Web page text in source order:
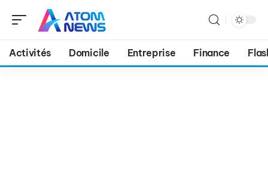
Activités Domicile Entreprise Finance